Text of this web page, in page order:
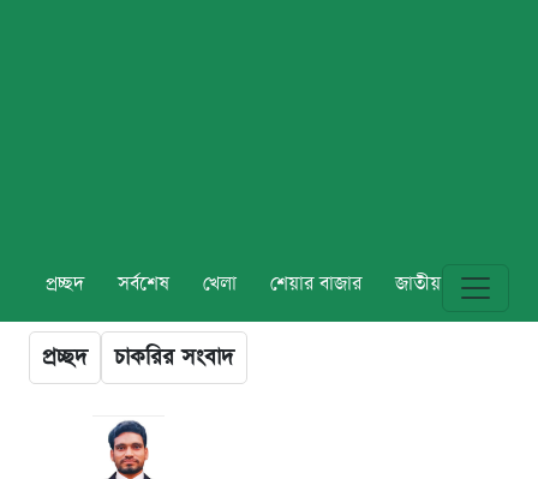
প্রচ্ছদ সর্বশেষ খেলা শেয়ার বাজার জাতীয় বিশ্ব
প্রচ্ছদ চাকরির সংবাদ